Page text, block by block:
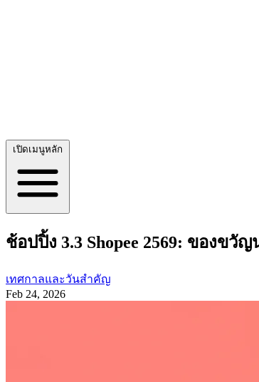
เปิดเมนูหลัก
ช้อปปิ้ง 3.3 Shopee 2569: ของขวั
เทศกาลและวันสำคัญ
Feb 24, 2026